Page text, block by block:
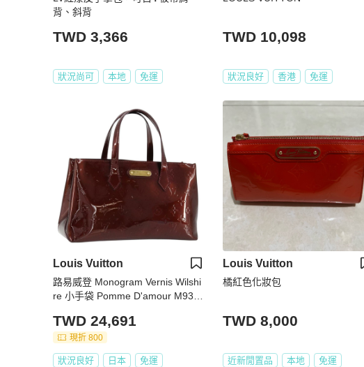
背、斜背
TWD 3,366
狀況尚可 本地 免運
TWD 10,098
狀況良好 香港 免運
Louis Vuitton
路易威登 Monogram Vernis Wilshi
re 小手袋 Pomme D'amour M936
TWD 24,691
現折 800
狀況良好 日本 免運
Louis Vuitton
橘紅色化妝包
TWD 8,000
近新閒置品 本地 免運